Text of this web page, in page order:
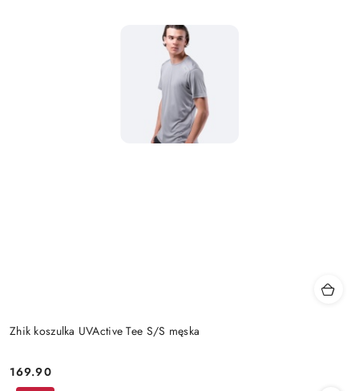
Zhik koszulka UVActive Tee S/S męska
Cena:
169.90